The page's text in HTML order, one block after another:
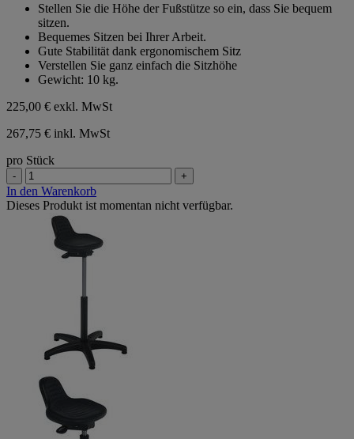
Sternen.
Stellen Sie die Höhe der Fußstütze so ein, dass Sie bequem
sitzen.
Bequemes Sitzen bei Ihrer Arbeit.
Gute Stabilität dank ergonomischem Sitz
Verstellen Sie ganz einfach die Sitzhöhe
Gewicht: 10 kg.
225,00 € exkl. MwSt
267,75 € inkl. MwSt
pro Stück
- +
In den Warenkorb
Dieses Produkt ist momentan nicht verfügbar.